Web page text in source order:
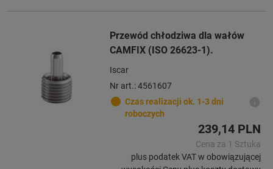
Przewód chłodziwa dla wałów
CAMFIX (ISO 26623-1).
Iscar
Nr art.: 4561607
Czas realizacji ok. 1-3 dni
roboczych
239,14 PLN
Cena za 1 Sztuka
plus podatek VAT w obowiązującej